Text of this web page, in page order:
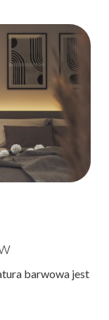
barwowa jest